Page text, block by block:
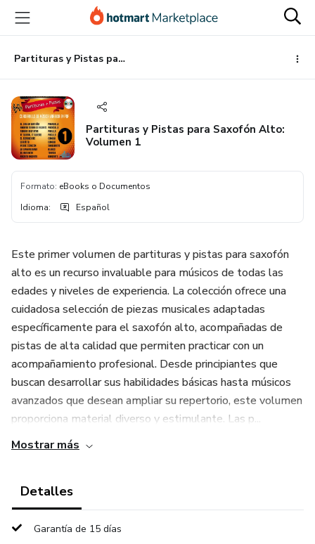
principal
página
de
página
Partituras y Pistas para Saxofón Alto: Volumen 1
Partituras y Pistas para Saxofón Alto:
Volumen 1
Formato: eBooks o Documentos
Idioma: Español
Este primer volumen de partituras y pistas para saxofón
alto es un recurso invaluable para músicos de todas las
edades y niveles de experiencia. La colección ofrece una
cuidadosa selección de piezas musicales adaptadas
específicamente para el saxofón alto, acompañadas de
pistas de alta calidad que permiten practicar con un
acompañamiento profesional. Desde principiantes que
buscan desarrollar sus habilidades básicas hasta músicos
avanzados que desean ampliar su repertorio, este volumen
proporciona material diverso y estimulante. Las p...
Mostrar más
Detalles
Garantía de 15 días